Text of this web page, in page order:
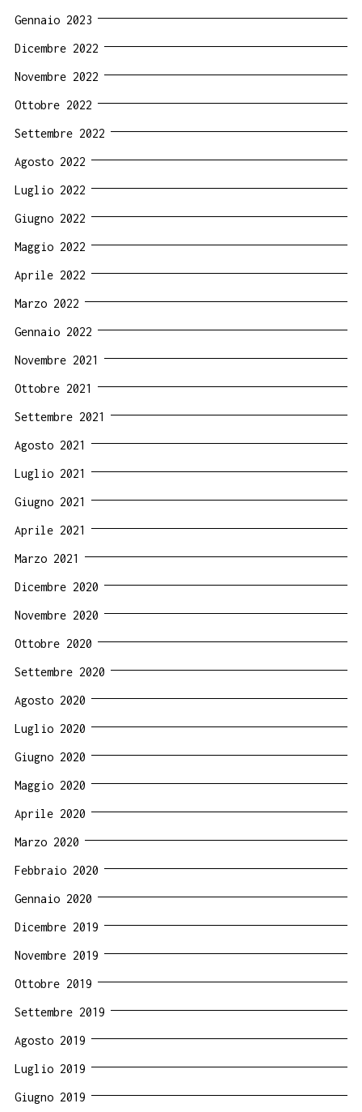
Gennaio 2023
Dicembre 2022
Novembre 2022
Ottobre 2022
Settembre 2022
Agosto 2022
Luglio 2022
Giugno 2022
Maggio 2022
Aprile 2022
Marzo 2022
Gennaio 2022
Novembre 2021
Ottobre 2021
Settembre 2021
Agosto 2021
Luglio 2021
Giugno 2021
Aprile 2021
Marzo 2021
Dicembre 2020
Novembre 2020
Ottobre 2020
Settembre 2020
Agosto 2020
Luglio 2020
Giugno 2020
Maggio 2020
Aprile 2020
Marzo 2020
Febbraio 2020
Gennaio 2020
Dicembre 2019
Novembre 2019
Ottobre 2019
Settembre 2019
Agosto 2019
Luglio 2019
Giugno 2019